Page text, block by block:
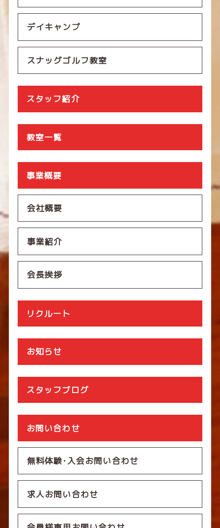
デイキャンプ
スナッグゴルフ教室
スタッフ紹介
教室一覧
事業概要
会社概要
事業紹介
会長挨拶
リクルート
お知らせ
スタッフブログ
お問い合わせ
無料体験･入会お問い合わせ
求人お問い合わせ